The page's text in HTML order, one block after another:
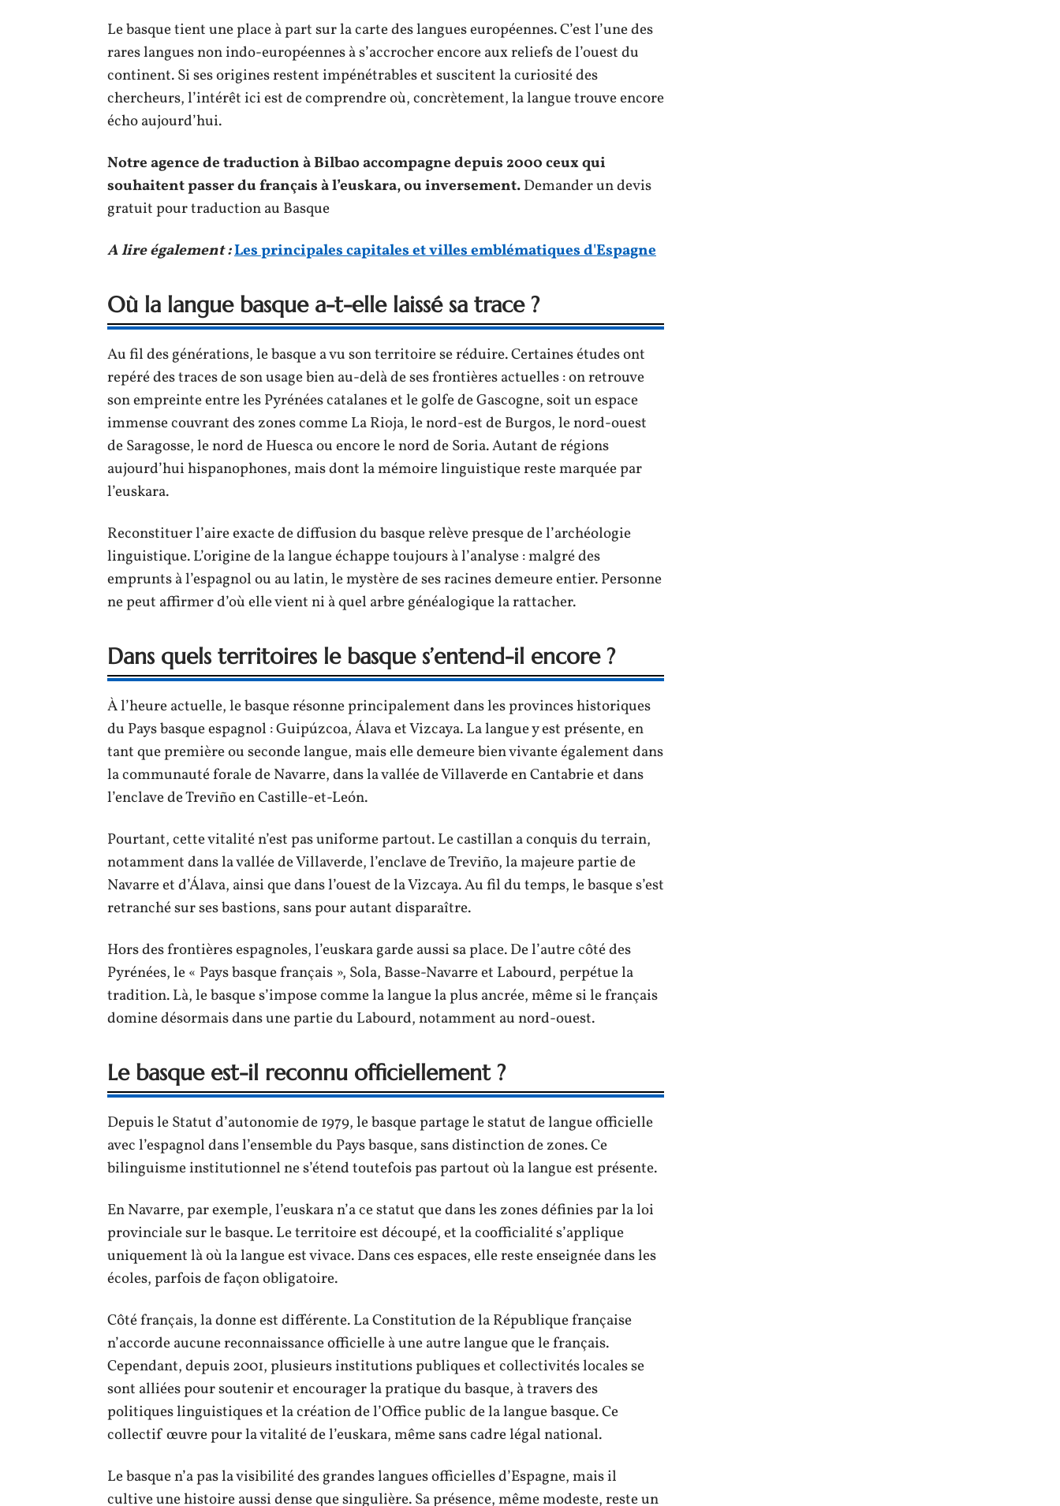
Le basque tient une place à part sur la carte des langues européennes. C’est l’une des
rares langues non indo-européennes à s’accrocher encore aux reliefs de l’ouest du
continent. Si ses origines restent impénétrables et suscitent la curiosité des
chercheurs, l’intérêt ici est de comprendre où, concrètement, la langue trouve encore
écho aujourd’hui.
Notre agence de traduction à Bilbao accompagne depuis 2000 ceux qui
souhaitent passer du français à l’euskara, ou inversement.Demander un devis
gratuit pour traduction au Basque
A lire également :Les principales capitales et villes emblématiques d'Espagne
Où la langue basque a-t-elle laissé sa trace ?
Au fil des générations, le basque a vu son territoire se réduire. Certaines études ont
repéré des traces de son usage bien au-delà de ses frontières actuelles : on retrouve
son empreinte entre les Pyrénées catalanes et le golfe de Gascogne, soit un espace
immense couvrant des zones comme La Rioja, le nord-est de Burgos, le nord-ouest
de Saragosse, le nord de Huesca ou encore le nord de Soria. Autant de régions
aujourd’hui hispanophones, mais dont la mémoire linguistique reste marquée par
l’euskara.
Reconstituer l’aire exacte de diffusion du basque relève presque de l’archéologie
linguistique. L’origine de la langue échappe toujours à l’analyse : malgré des
emprunts à l’espagnol ou au latin, le mystère de ses racines demeure entier. Personne
ne peut affirmer d’où elle vient ni à quel arbre généalogique la rattacher.
Dans quels territoires le basque s’entend-il encore ?
À l’heure actuelle, le basque résonne principalement dans les provinces historiques
du Pays basque espagnol : Guipúzcoa, Álava et Vizcaya. La langue y est présente, en
tant que première ou seconde langue, mais elle demeure bien vivante également dans
la communauté forale de Navarre, dans la vallée de Villaverde en Cantabrie et dans
l’enclave de Treviño en Castille-et-León.
Pourtant, cette vitalité n’est pas uniforme partout. Le castillan a conquis du terrain,
notamment dans la vallée de Villaverde, l’enclave de Treviño, la majeure partie de
Navarre et d’Álava, ainsi que dans l’ouest de la Vizcaya. Au fil du temps, le basque s’est
retranché sur ses bastions, sans pour autant disparaître.
Hors des frontières espagnoles, l’euskara garde aussi sa place. De l’autre côté des
Pyrénées, le « Pays basque français », Sola, Basse-Navarre et Labourd, perpétue la
tradition. Là, le basque s’impose comme la langue la plus ancrée, même si le français
domine désormais dans une partie du Labourd, notamment au nord-ouest.
Le basque est-il reconnu officiellement ?
Depuis le Statut d’autonomie de 1979, le basque partage le statut de langue officielle
avec l’espagnol dans l’ensemble du Pays basque, sans distinction de zones. Ce
bilinguisme institutionnel ne s’étend toutefois pas partout où la langue est présente.
En Navarre, par exemple, l’euskara n’a ce statut que dans les zones définies par la loi
provinciale sur le basque. Le territoire est découpé, et la coofficialité s’applique
uniquement là où la langue est vivace. Dans ces espaces, elle reste enseignée dans les
écoles, parfois de façon obligatoire.
Côté français, la donne est différente. La Constitution de la République française
n’accorde aucune reconnaissance officielle à une autre langue que le français.
Cependant, depuis 2001, plusieurs institutions publiques et collectivités locales se
sont alliées pour soutenir et encourager la pratique du basque, à travers des
politiques linguistiques et la création de l’Office public de la langue basque. Ce
collectif œuvre pour la vitalité de l’euskara, même sans cadre légal national.
Le basque n’a pas la visibilité des grandes langues officielles d’Espagne, mais il
cultive une histoire aussi dense que singulière. Sa présence, même modeste, reste un